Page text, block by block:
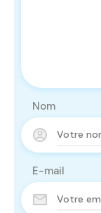
Nom
E-mail